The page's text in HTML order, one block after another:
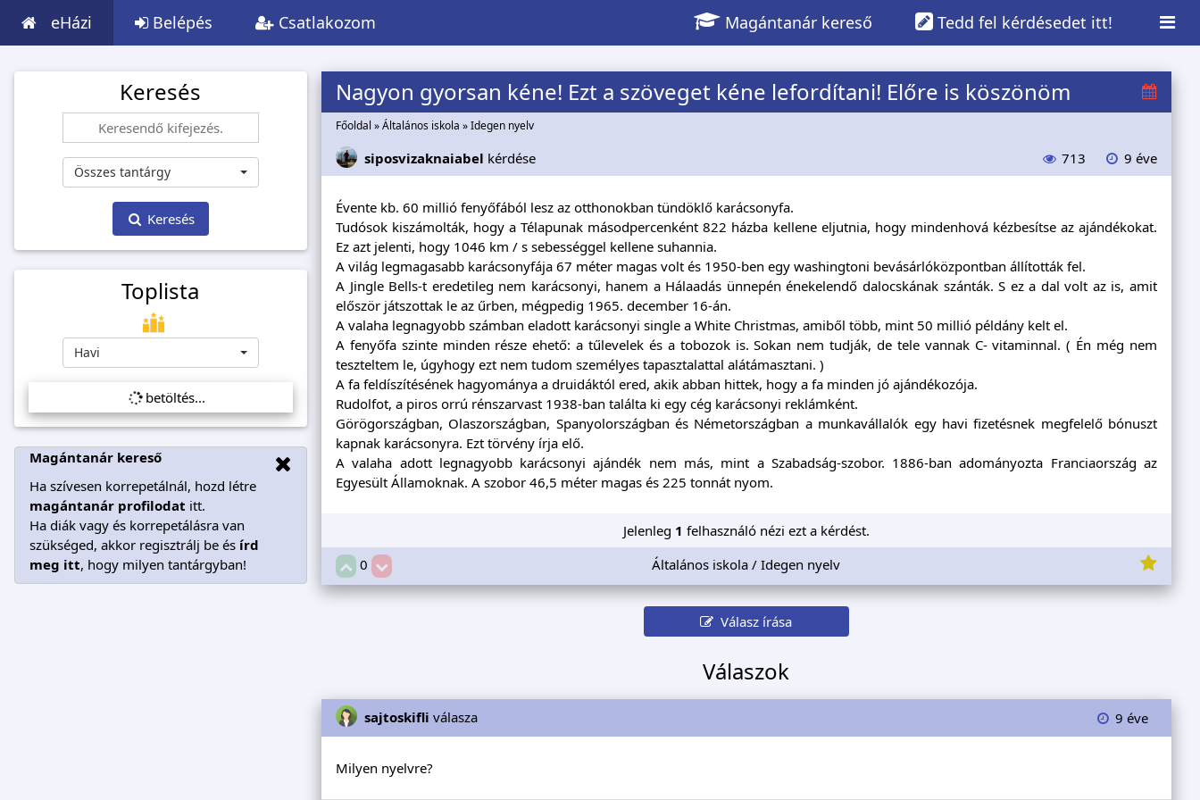
eHázi Belépés Csatlakozom Tedd fel kérdésedet itt!
Magántanár kereső
Keresés
Összes tantárgy
Keresés
Toplista
Havi
betöltés...
Magántanár kereső
Ha szívesen korrepetálnál, hozd létre
magántanár profilodat itt.
Ha diák vagy és korrepetálásra van
szükséged, akkor regisztrálj be és írd
meg itt, hogy milyen tantárgyban!
Nagyon gyorsan kéne! Ezt a szöveget kéne lefordítani! Előre is köszönöm
Főoldal »Általános iskola »Idegen nyelv
siposvizaknaiabel kérdése 713 9 éve
Évente kb. 60 millió fenyőfából lesz az otthonokban tündöklő karácsonyfa.
Tudósok kiszámolták, hogy a Télapunak másodpercenként 822 házba kellene eljutnia, hogy mindenhová kézbesítse az ajándékokat.
Ez azt jelenti, hogy 1046 km / s sebességgel kellene suhannia.
A világ legmagasabb karácsonyfája 67 méter magas volt és 1950-ben egy washingtoni bevásárlóközpontban állították fel.
A Jingle Bells-t eredetileg nem karácsonyi, hanem a Hálaadás ünnepén énekelendő dalocskának szánták. S ez a dal volt az is, amit
először játszottak le az űrben, mégpedig 1965. december 16-án.
A valaha legnagyobb számban eladott karácsonyi single a White Christmas, amiből több, mint 50 millió példány kelt el.
A fenyőfa szinte minden része ehető: a tűlevelek és a tobozok is. Sokan nem tudják, de tele vannak C- vitaminnal. ( Én még nem
teszteltem le, úgyhogy ezt nem tudom személyes tapasztalattal alátámasztani. )
A fa feldíszítésének hagyománya a druidáktól ered, akik abban hittek, hogy a fa minden jó ajándékozója.
Rudolfot, a piros orrú rénszarvast 1938-ban találta ki egy cég karácsonyi reklámként.
Görögországban, Olaszországban, Spanyolországban és Németországban a munkavállalók egy havi fizetésnek megfelelő bónuszt
kapnak karácsonyra. Ezt törvény írja elő.
A valaha adott legnagyobb karácsonyi ajándék nem más, mint a Szabadság-szobor. 1886-ban adományozta Franciaország az
Egyesült Államoknak. A szobor 46,5 méter magas és 225 tonnát nyom.
Jelenleg 1 felhasználó nézi ezt a kérdést.
0
Általános iskola / Idegen nyelv
Válasz írása
Válaszok
sajtoskifli válasza 9 éve
Milyen nyelvre?